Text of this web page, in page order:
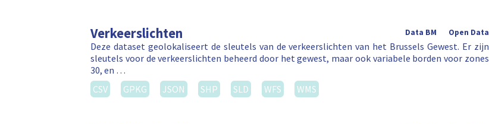
Verkeerslichten Open Data
Data BM
Deze dataset geolokaliseert de sleutels van de verkeerslichten van het Brussels Gewest. Er zijn
sleutels voor de verkeerslichten beheerd door het gewest, maar ook variabele borden voor zones
30, en …
CSV
GPKG JSON SHP SLD WFS WMS